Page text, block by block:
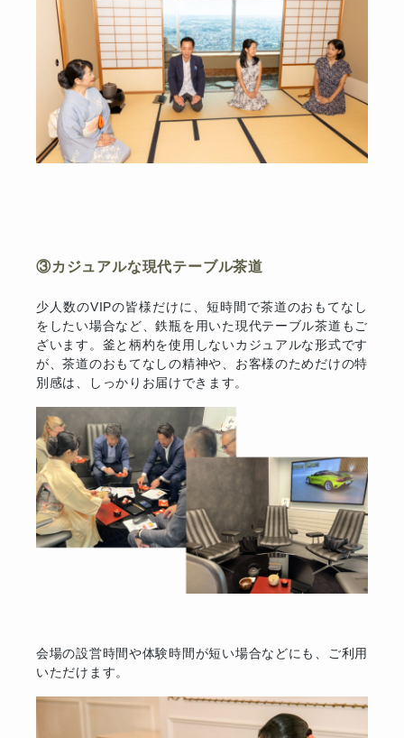
③カジュアルな現代テーブル茶道
少人数のVIPの皆様だけに、短時間で茶道のおもてなし
をしたい場合など、鉄瓶を用いた現代テーブル茶道もご
ざいます。釜と柄杓を使用しないカジュアルな形式です
が、茶道のおもてなしの精神や、お客様のためだけの特
別感は、しっかりお届けできます。
会場の設営時間や体験時間が短い場合などにも、ご利用
いただけます。